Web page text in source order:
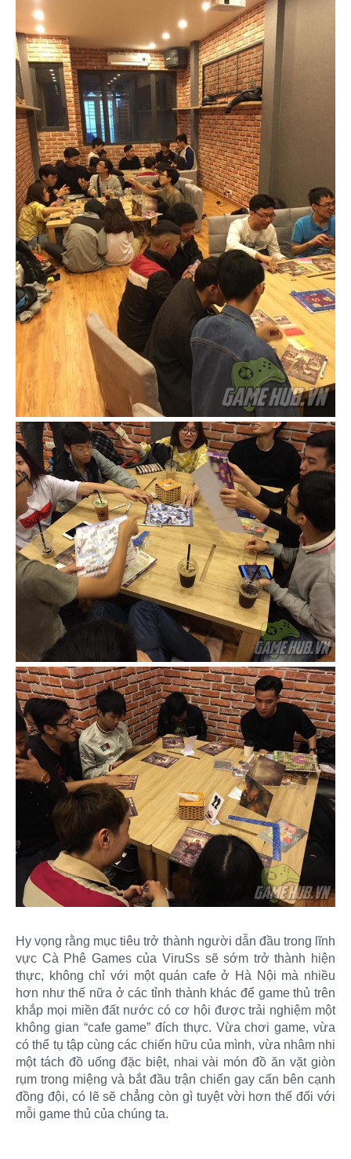
Hy vọng rằng mục tiêu trở thành người dẫn đầu trong lĩnh
vực Cà Phê Games của ViruSs sẽ sớm trở thành hiện
thực, không chỉ với một quán cafe ở Hà Nội mà nhiều
hơn như thế nữa ở các tỉnh thành khác để game thủ trên
khắp mọi miền đất nước có cơ hội được trải nghiệm một
không gian “cafe game” đích thực. Vừa chơi game, vừa
có thể tụ tập cùng các chiến hữu của mình, vừa nhâm nhi
một tách đồ uống đặc biệt, nhai vài món đồ ăn vặt giòn
rụm trong miệng và bắt đầu trận chiến gay cấn bên cạnh
đồng đội, có lẽ sẽ chẳng còn gì tuyệt vời hơn thế đối với
mỗi game thủ của chúng ta.